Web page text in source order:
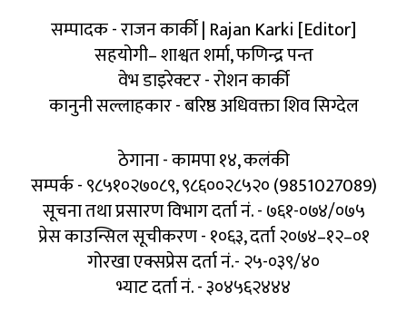
सम्पादक - राजन कार्की | Rajan Karki [Editor]
सहयोगी– शाश्वत शर्मा, फणिन्द्र पन्त
वेभ डाइरेक्टर - रोशन कार्की
कानुनी सल्लाहकार - बरिष्ठ अधिवक्ता शिव सिग्देल
ठेगाना - कामपा १४, कलंकी
सम्पर्क - ९८५१०२७०८९, ९८६००२८५२० (9851027089)
सूचना तथा प्रसारण विभाग दर्ता नं. - ७६१-०७४/०७५
प्रेस काउन्सिल सूचीकरण - १०६३, दर्ता २०७४–१२–०१
गोरखा एक्सप्रेस दर्ता नं.- २५-०३९/४०
भ्याट दर्ता नं. - ३०४५६२४४४